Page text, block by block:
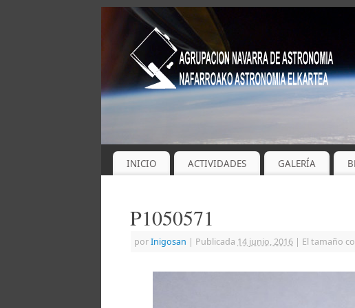
INICIO ACTIVIDADES GALERÍA
P1050571
porInigosan | Publicada 14 junio, 2016 | El tamaño